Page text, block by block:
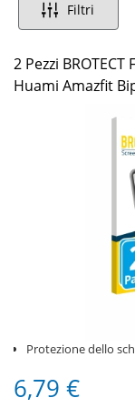
Filtri
2 Pezzi
Huami Amazfit
Protezione dello
6,79 €